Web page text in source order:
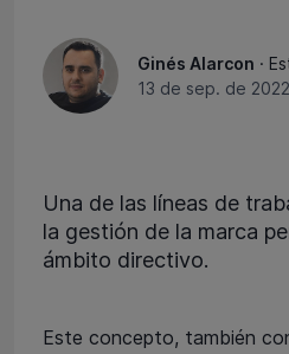
Ginés Alarcon ·
13 de sep. de 2022
Una de las líneas de
la gestión de la marca
ámbito directivo.
Este concepto, también